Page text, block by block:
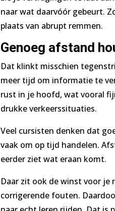
naar wat daarvóór gebeurt.
plaats van abrupt remmen.
Genoeg afstand
Dat klinkt misschien
meer tijd om informatie te
rust in je hoofd, wat vooral
drukke verkeerssituaties.
Veel cursisten denken dat
vaak om op tijd handelen.
eerder ziet wat eraan komt.
Daar zit ook de winst voor
corrigerende fouten.